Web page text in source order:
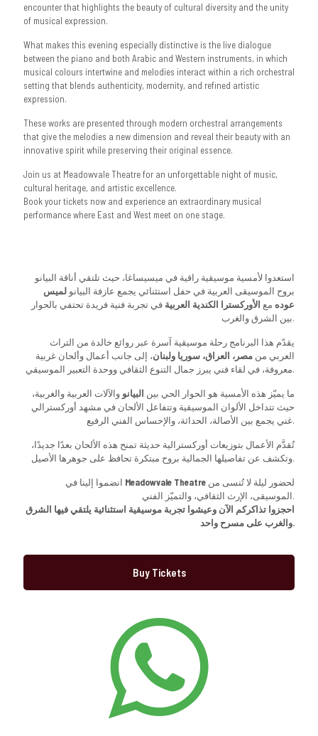
encounter that highlights the beauty of cultural diversity and the unity
of musical expression.
What makes this evening especially distinctive is the live dialogue
between the piano and both Arabic and Western instruments, in which
musical colours intertwine and melodies interact within a rich orchestral
setting that blends authenticity, modernity, and refined artistic
expression.
These works are presented through modern orchestral arrangements
that give the melodies a new dimension and reveal their beauty with an
innovative spirit while preserving their original essence.
Join us at Meadowvale Theatre for an unforgettable night of music,
cultural heritage, and artistic excellence.
Book your tickets now and experience an extraordinary musical
performance where East and West meet on one stage.
استعدوا لأمسية موسيقية راقية في ميسيساغا، حيث تلتقي أناقة البيانو
بروح الموسيقى العربية في حفل استثنائي يجمع عازفة البيانو لميس
عوده مع الأوركسترا الكندية العربية في تجربة فنية فريدة تحتفي بالحوار
بين الشرق والغرب.
يقدّم هذا البرنامج رحلة موسيقية آسرة عبر روائع خالدة من التراث
العربي من مصر، العراق، سوريا ولبنان، إلى جانب أعمال وألحان غربية
معروفة، في لقاء فني يبرز جمال التنوع الثقافي ووحدة التعبير الموسيقي.
ما يميّز هذه الأمسية هو الحوار الحي بين البيانو والآلات العربية والغربية،
حيث تتداخل الألوان الموسيقية وتتفاعل الألحان في مشهد أوركسترالي
غني يجمع بين الأصالة، الحداثة، والإحساس الفني الرفيع.
تُقدَّم الأعمال بتوزيعات أوركسترالية حديثة تمنح هذه الألحان بعدًا جديدًا،
وتكشف عن تفاصيلها الجمالية بروح مبتكرة تحافظ على جوهرها الأصيل.
Meadowvale Theatre
الموسيقى، الإرث الثقافي، والتميّز الفني.
احجزوا تذاكركم الآن وعيشوا تجربة موسيقية استثنائية يلتقي فيها الشرق
والغرب على مسرح واحد.
Buy Tickets